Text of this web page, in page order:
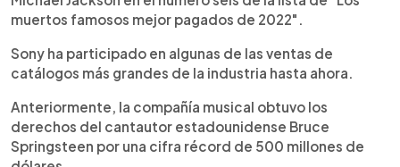
muertos famosos mejor pagados de 2022".
Sony ha participado en algunas de las ventas de
catálogos más grandes de la industria hasta ahora.
Anteriormente, la compañía musical obtuvo los
derechos del cantautor estadounidense Bruce
Springsteen por una cifra récord de 500 millones de